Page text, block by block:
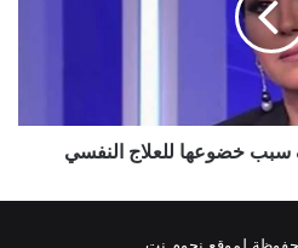
سبب خضوعها للعلاج النفسي